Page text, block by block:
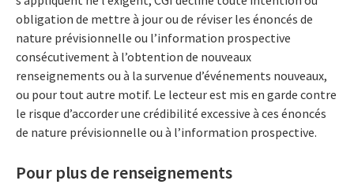
obligation de mettre à jour ou de réviser les énoncés de
nature prévisionnelle ou l’information prospective
consécutivement à l’obtention de nouveaux
renseignements ou à la survenue d’événements nouveaux,
ou pour tout autre motif. Le lecteur est mis en garde contre
le risque d’accorder une crédibilité excessive à ces énoncés
de nature prévisionnelle ou à l’information prospective.
Pour plus de renseignements